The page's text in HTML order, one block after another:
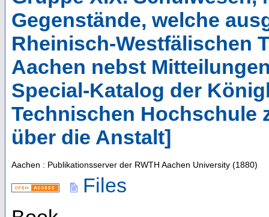
Gegenstände, welche
Rheinisch-Westfälischen
Aachen nebst
Special-Katalog der
Technischen Hochschule
über die Anstalt]
Aachen : Publikationsserver der RWTH Aachen University (1880)
Files